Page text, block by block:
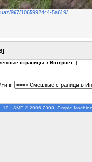
967/1065992444-5a619/
]
страницы в Интернет |
в:
| SMF © 2006-2008, Simple